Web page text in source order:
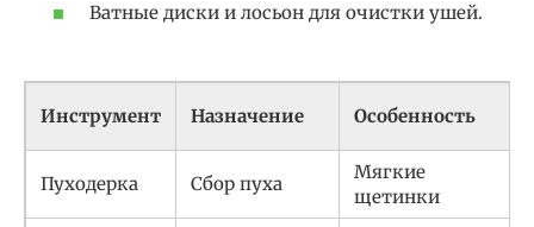
Ватные диски и лосьон для очистки ушей.
Инструмент Назначение Особенность
Пуходерка Сбор пуха
Мягкие
щетинки